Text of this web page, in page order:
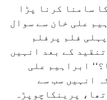
سامنا کرنا پڑا
علی خان سے سوال
فلم پرفلم
کے بعد انہیں
ابراہیم علی
انہیں سب سے
پرینکاچوپڑہ